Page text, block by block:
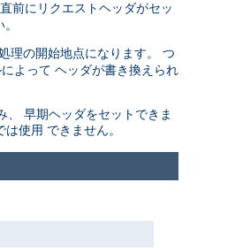
前にリクエストヘッダがセッ
理の開始地点になります。 つ
よって ヘッダが書き換えられ
早期ヘッダをセットできま
使用 できません。